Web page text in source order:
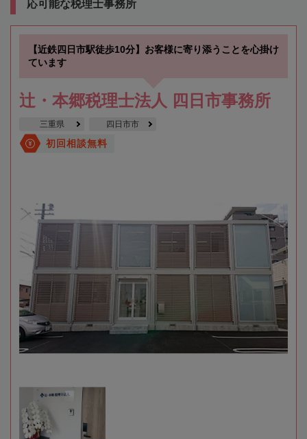
応可能な税理士事務所
【近鉄四日市駅徒歩10分】お客様に寄り添うことを心掛け
ています
辻・本郷税理士法人 四日市事務所
三重県 四日市市
初回相談無料